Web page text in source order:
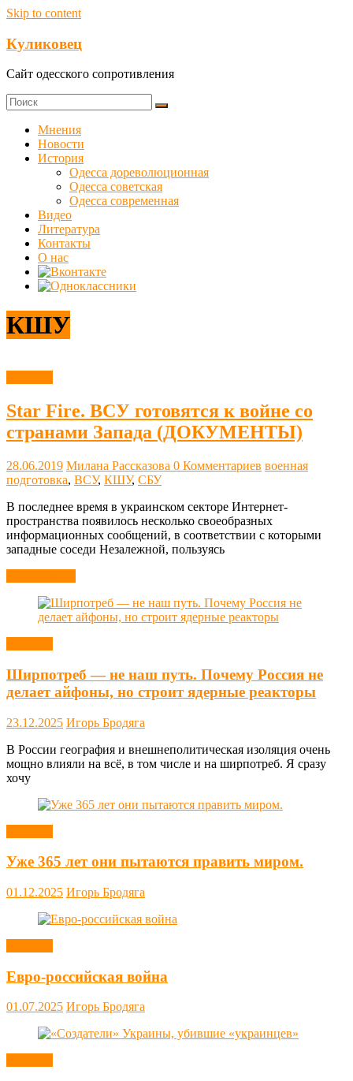
Skip to content
Куликовец
Сайт одесского сопротивления
Мнения
Новости
История
Одесса дореволюционная
Одесса советская
Одесса современная
Видео
Литература
Контакты
О нас
КШУ
Star Fire. ВСУ готовятся к войне со
странами Запада (ДОКУМЕНТЫ)
28.06.2019 Милана Рассказова 0 Комментариев военная
подготовка, ВСУ, КШУ, СБУ
В последнее время в украинском секторе Интернет-
пространства появилось несколько своеобразных
информационных сообщений, в соответствии с которыми
западные соседи Незалежной, пользуясь
Ширпотреб — не наш путь. Почему Россия не
делает айфоны, но строит ядерные реакторы
23.12.2025 Игорь Бродяга
В России география и внешнеполитическая изоляция очень
мощно влияли на всё, в том числе и на ширпотреб. Я сразу
хочу
Уже 365 лет они пытаются править миром.
01.12.2025 Игорь Бродяга
Евро-российская война
01.07.2025 Игорь Бродяга